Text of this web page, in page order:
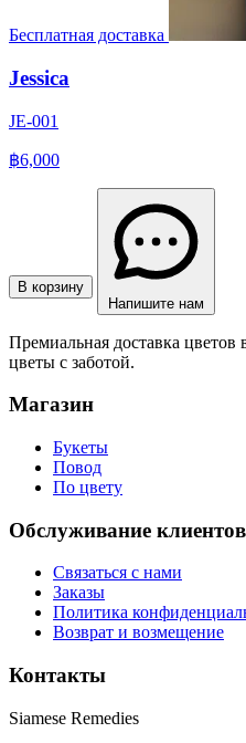
Бесплатная доставка
Jessica
JE-001
฿6,000
В корзину
Напишите нам
Премиальная доставка
цветы с заботой.
Магазин
Букеты
Повод
По цвету
Обслуживание клиентов
Связаться с нами
Заказы
Политика
Возврат и возмещение
Контакты
Siamese Remedies